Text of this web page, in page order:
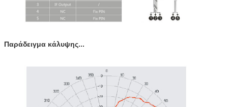
Παράδειγμα κάλυψης...